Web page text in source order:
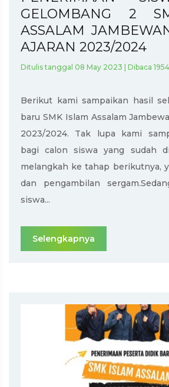
Pengumuman Hasil Tes Interview
SMKI ASSALA...
Pengumuman Hasil Tes Interview
PPDB SMKI ...
SMKI ASSALAM...
GELOMBANG 2
ASSALAM
AJARAN 2023/2024
Ditulis tanggal 08 May 2023 | Dibaca
Berikut kami sampaikan hasil
baru SMK Islam Assalam
2023/2024. Tak lupa kami
bagi calon siswa yang sudah
melangkah ke tahap berikutnya,
dan pengambilan
siswa...
Selengkapnya